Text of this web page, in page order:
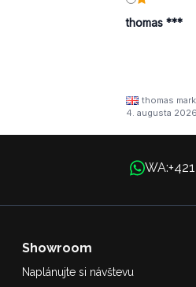
thomas ***
thomas
4. augusta 2026
WA:
Showroom
Naplánujte si návštevu